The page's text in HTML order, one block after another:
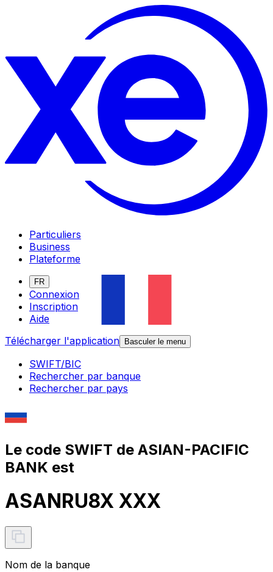
Particuliers
Business
Plateforme
FR
Connexion
Inscription
Aide
Télécharger l'application
Basculer le menu
SWIFT/BIC
Rechercher par banque
Rechercher par pays
Le code SWIFT de ASIAN-PACIFIC
BANK est
ASANRU8X XXX
Nom de la banque